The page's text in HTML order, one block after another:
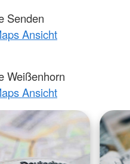
Senden
Ansicht
Weißenhorn
Ansicht